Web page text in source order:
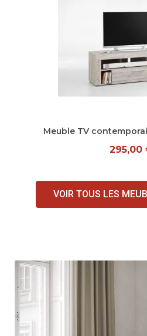
Aperçu
Meuble TV
295,00
VOIR TOUS LES